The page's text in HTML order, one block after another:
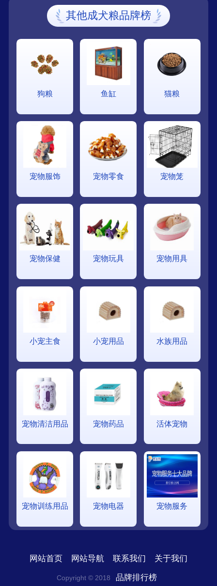
其他成犬粮品牌榜
狗粮 鱼缸 猫粮
宠物服饰 宠物零食 宠物笼
宠物保健 宠物玩具 宠物用具
小宠主食 小宠用品 水族用品
宠物清洁用品 宠物药品 活体宠物
宠物训练用品 宠物电器 宠物服务
网站首页 网站导航 联系我们 关于我们
Copyright © 2018 品牌排行榜